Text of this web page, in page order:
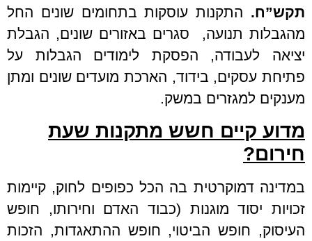
תקש”ח. התקנות עוסקות בתחומים שונים החל
מהגבלות תנועה, סגרים באזורים שונים, הגבלת
יציאה לעבודה, הפסקת לימודים הגבלות על
פתיחת עסקים, בידוד, הארכת מועדים שונים ומתן
מענקים למגזרים במשק.
מדוע קיים חשש מתקנות שעת
חירום?
במדינה דמוקרטית בה הכל כפופים לחוק, קיימות
זכויות יסוד מוגנות (כבוד האדם וחירותו, חופש
העיסוק, חופש הביטוי, חופש ההתאגדות, הזכות